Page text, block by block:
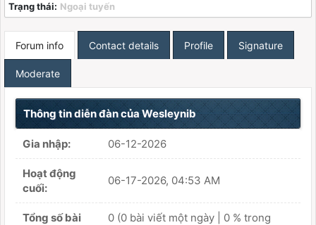
Trạng thái: Ngoại tuyến
Forum info Contact details Profile Signature
Moderate
Thông tin diễn đàn của Wesleynib
Gia nhập: 06-12-2026
Hoạt động
cuối:
06-17-2026, 04:53 AM
Tổng số bài
0 (0 bài viết một ngày | 0 % trong